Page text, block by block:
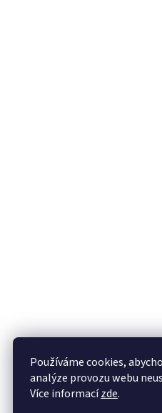
Používáme cookies,
analýze provozu webu
Více informacízde.